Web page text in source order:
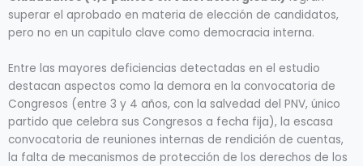
superar el aprobado en materia de elección de candidatos,
pero no en un capitulo clave como democracia interna.
Entre las mayores deficiencias detectadas en el estudio
destacan aspectos como la demora en la convocatoria de
Congresos (entre 3 y 4 años, con la salvedad del PNV, único
partido que celebra sus Congresos a fecha fija), la escasa
convocatoria de reuniones internas de rendición de cuentas,
la falta de mecanismos de protección de los derechos de los